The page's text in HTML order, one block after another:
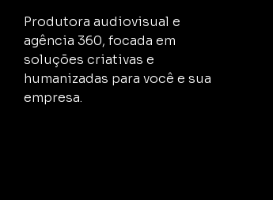
Produtora audiovisual e
agência 360, focada em
soluções criativas e
humanizadas para você e sua
empresa.